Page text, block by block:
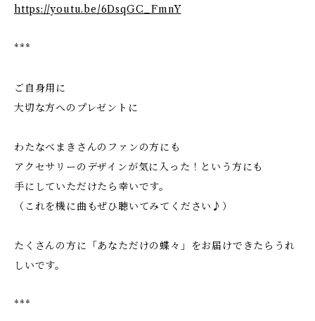
https://youtu.be/6DsqGC_FmnY
***
ご自身用に
大切な方へのプレゼントに
わたなべまきさんのファンの方にも
アクセサリーのデザインが気に入った！という方にも
手にしていただけたら幸いです。
（これを機に曲もぜひ聴いてみてください♪）
たくさんの方に「あなただけの蝶々」をお届けできたらうれ
しいです。
***